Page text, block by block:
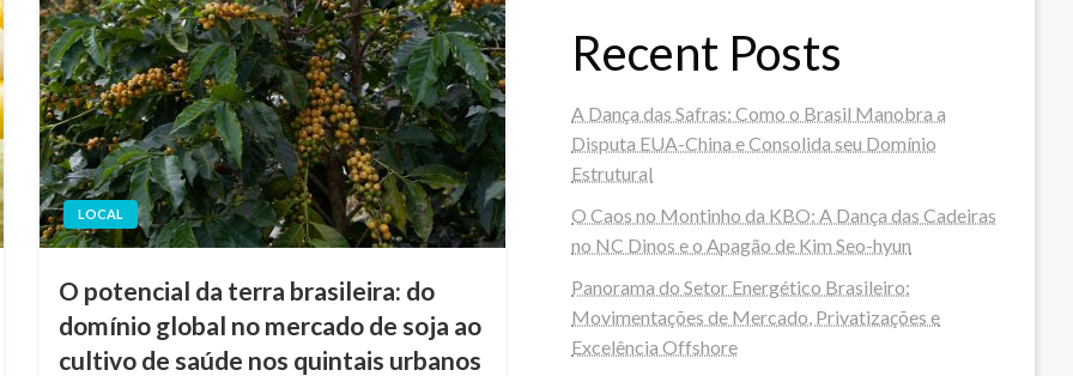
LOCAL
O potencial da terra brasileira: do
domínio global no mercado de soja ao
cultivo de saúde nos quintais urbanos
Recent Posts
A Dança das Safras: Como o Brasil Manobra a
Disputa EUA-China e Consolida seu Domínio
Estrutural
O Caos no Montinho da KBO: A Dança das Cadeiras
no NC Dinos e o Apagão de Kim Seo-hyun
Panorama do Setor Energético Brasileiro:
Movimentações de Mercado, Privatizações e
Excelência Offshore